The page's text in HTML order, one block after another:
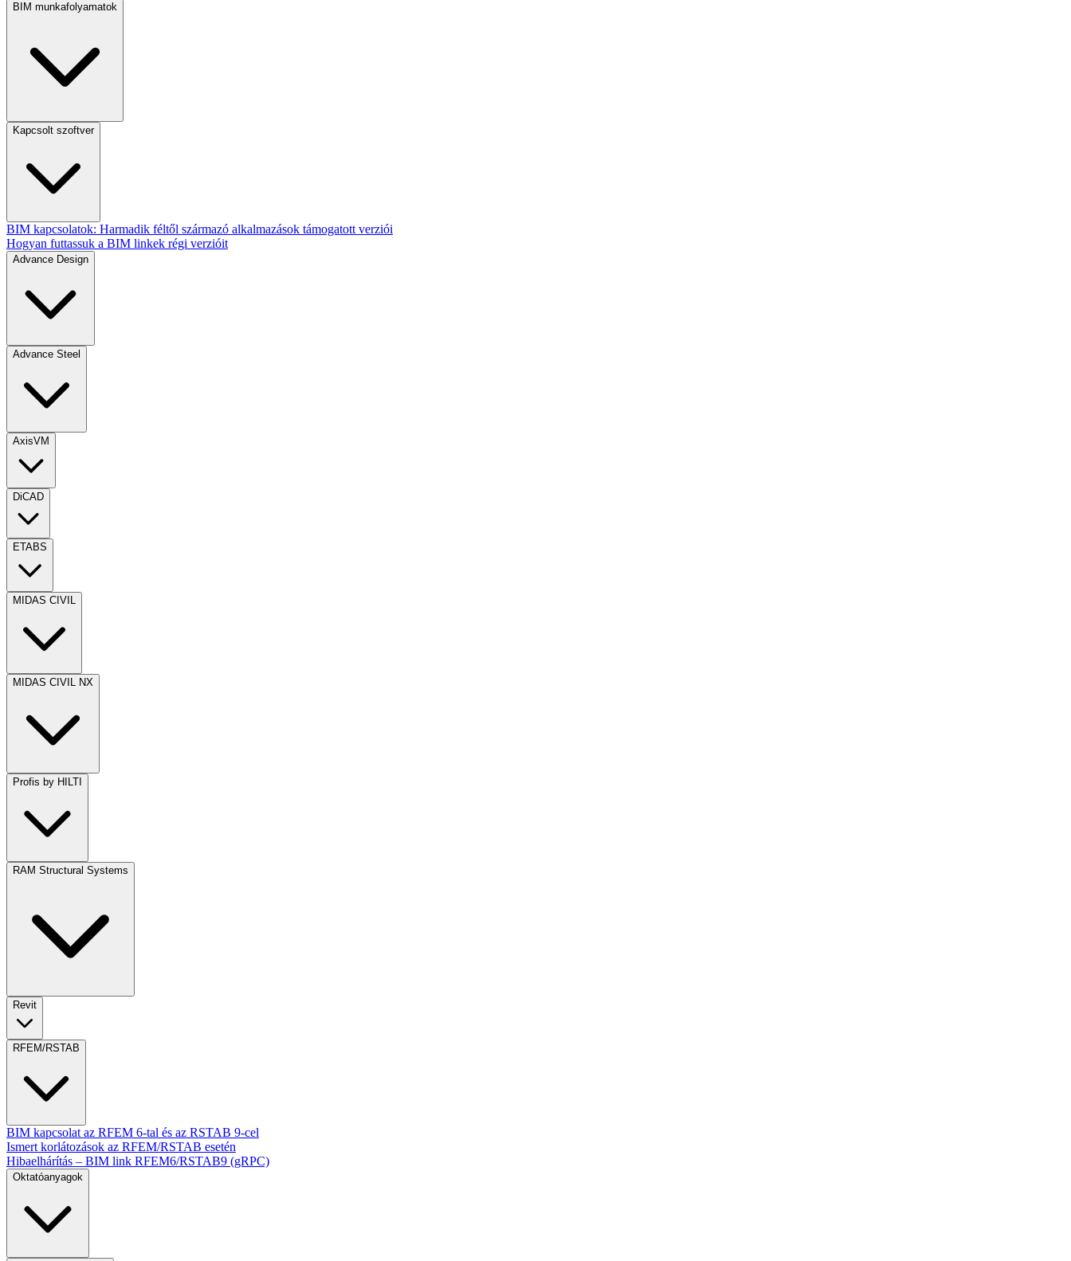
BIM munkafolyamatok
Kapcsolt szoftver
BIM kapcsolatok: Harmadik féltől származó alkalmazások támogatott verziói
Hogyan futtassuk a BIM linkek régi verzióit
Advance Design
Advance Steel
AxisVM
DiCAD
ETABS
MIDAS CIVIL
MIDAS CIVIL NX
Profis by HILTI
RAM Structural Systems
Revit
RFEM/RSTAB
BIM kapcsolat az RFEM 6-tal és az RSTAB 9-cel
Ismert korlátozások az RFEM/RSTAB esetén
Hibaelhárítás – BIM link RFEM6/RSTAB9 (gRPC)
Oktatóanyagok